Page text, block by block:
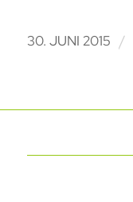
30. JUNI 2015 /